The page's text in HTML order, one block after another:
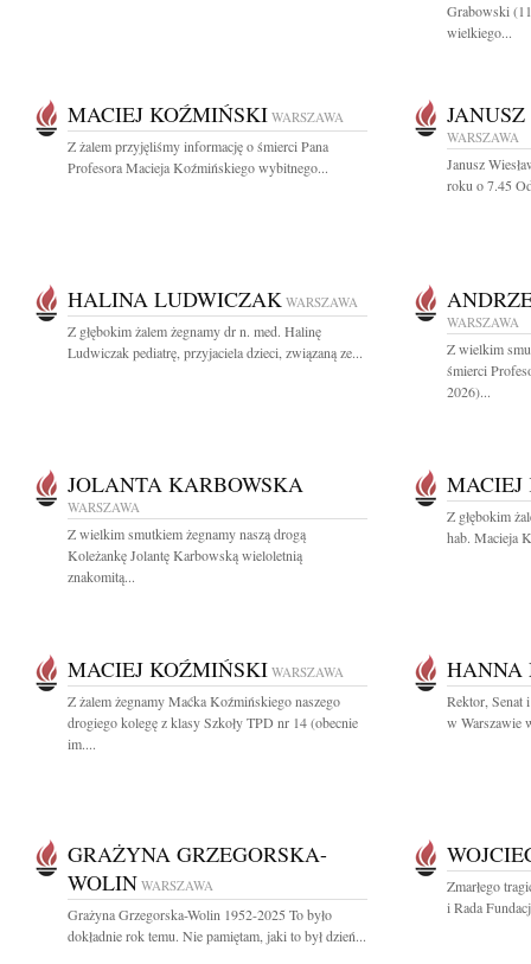
Grabowski
wielkiego...
MACIEJ KOŹMIŃSKI WARSZAWA
Z żalem przyjęliśmy informację o śmierci Pana
Profesora Macieja Koźmińskiego wybitnego...
WARSZAWA
Janusz
roku o 7.45
HALINA LUDWICZAK WARSZAWA
Z głębokim żalem żegnamy dr n. med. Halinę
Ludwiczak pediatrę, przyjaciela dzieci, związaną ze...
WARSZAWA
Z wielkim
śmierci
2026)...
JOLANTA KARBOWSKA
WARSZAWA
Z wielkim smutkiem żegnamy naszą drogą
Koleżankę Jolantę Karbowską wieloletnią
znakomitą...
Z głębokim
hab. Macieja
MACIEJ KOŹMIŃSKI WARSZAWA
Z żalem żegnamy Maćka Koźmińskiego naszego
drogiego kolegę z klasy Szkoły TPD nr 14 (obecnie
im....
HANNA
Rektor, Senat
w Warszawie
GRAŻYNA GRZEGORSKA-
WOLIN WARSZAWA
Grażyna Grzegorska-Wolin 1952-2025 To było
dokładnie rok temu. Nie pamiętam, jaki to był dzień...
Zmarłego
i Rada